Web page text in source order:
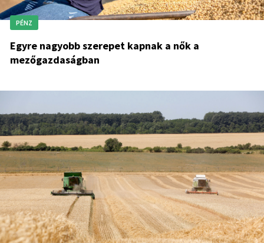
PÉNZ
Egyre nagyobb szerepet kapnak a nők a
mezőgazdaságban